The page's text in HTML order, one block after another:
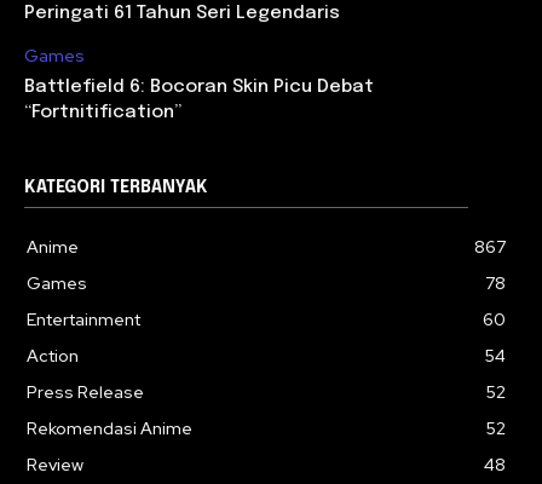
Peringati 61 Tahun Seri Legendaris
Games
Battlefield 6: Bocoran Skin Picu Debat
“Fortnitification”
KATEGORI TERBANYAK
Anime
867
Games
78
Entertainment
60
Action
54
Press Release
52
Rekomendasi Anime
52
Review
48